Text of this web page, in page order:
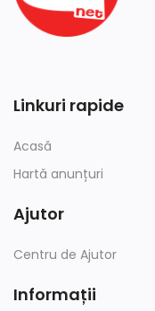
Linkuri rapide
Acasă
Hartă anunțuri
Ajutor
Centru de Ajutor
Informații